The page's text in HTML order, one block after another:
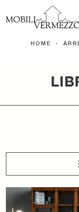
HOME -